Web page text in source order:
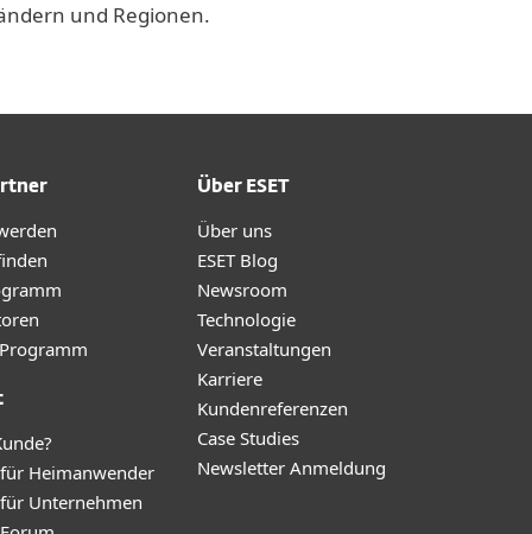
und Regionen.
Heimanwender
Unternehmen
Über ESET
Über uns
ESET Blog
Newsroom
Technologie
Veranstaltungen
Karriere
Kundenreferenzen
Case Studies
Newsletter Anmeldung